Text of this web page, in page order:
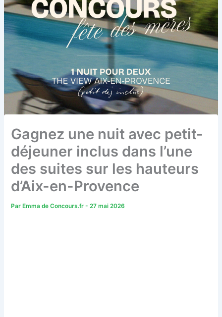
Gagnez une nuit avec petit-
déjeuner inclus dans l’une
des suites sur les hauteurs
d’Aix-en-Provence
ParEmma de Concours.fr-27 mai 2026